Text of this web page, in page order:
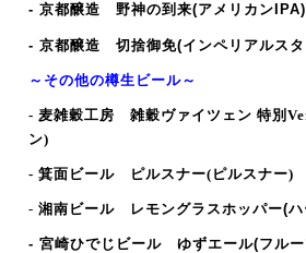
- 京都醸造 野神の到来(アメリカンIPA)
- 京都醸造 切捨御免(インペリアルスタ
～その他の樽生ビール～
- 麦雑穀工房 雑穀ヴァイツェン 特別
ン)
- 箕面ビール ピルスナー(ピルスナー)
- 湘南ビール レモングラスホッパー(ハ
- 宮崎ひでじビール ゆずエール(フル